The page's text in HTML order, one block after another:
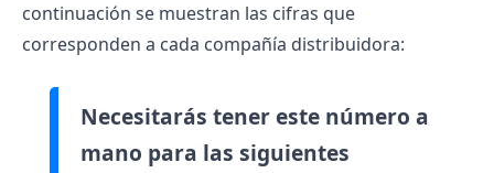
continuación se muestran las cifras que
corresponden a cada compañía distribuidora:
Necesitarás tener este número a
mano para las siguientes